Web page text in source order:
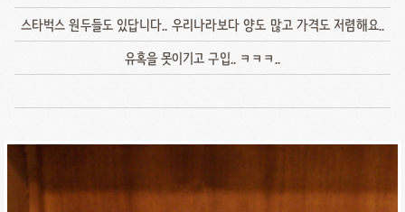
스타벅스 원두들도 있답니다.. 우리나라보다 양도 많고 가격도 저렴해요..
유혹을 못이기고 구입.. ㅋㅋㅋ..